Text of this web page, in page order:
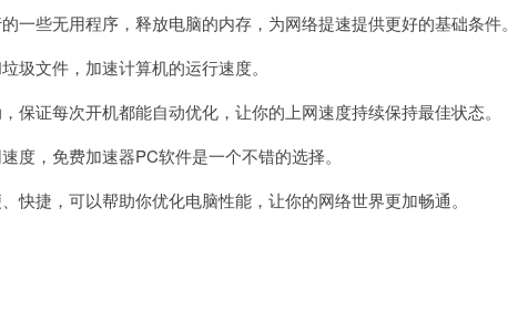
些无用程序，释放电脑的内存，为网络提速提供更好的基础条件。
文件，加速计算机的运行速度。
证每次开机都能自动优化，让你的上网速度持续保持最佳状态。
，免费加速器PC软件是一个不错的选择。
捷，可以帮助你优化电脑性能，让你的网络世界更加畅通。